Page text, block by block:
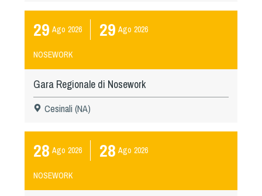
29 Ago 2026 29 Ago 2026
NOSEWORK
Gara Regionale di Nosework
Cesinali (NA)
28 Ago 2026 28 Ago 2026
NOSEWORK